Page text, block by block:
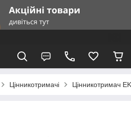
Цінникотримачі Цінникотримач